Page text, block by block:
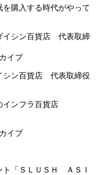
購入する時代がやって
イブ
シン百貨店 代表取締役
インフラ百貨店
イブ
ト「ＳＬＵＳＨ ＡＳＩ